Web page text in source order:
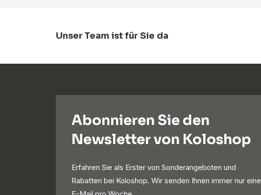
Unser Team ist für Sie da
Abonnieren Sie den
Newsletter von Koloshop
Erfahren Sie als Erster von Sonderangeboten und
Rabatten bei Koloshop. Wir senden Ihnen immer nur eine